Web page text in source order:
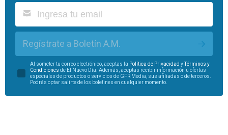
Regístrate a Boletín A.M.
Al someter tu correo electrónico, aceptas la Política de Privacidad yTérminos y
Condiciones de El Nuevo Día. Además, aceptas recibir información u ofertas
especiales de productos o servicios de GFR Media, sus afiliadas o de terceros.
Podrás optar salirte de los boletines en cualquier momento.